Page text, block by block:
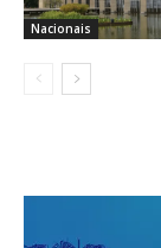
Nacionais